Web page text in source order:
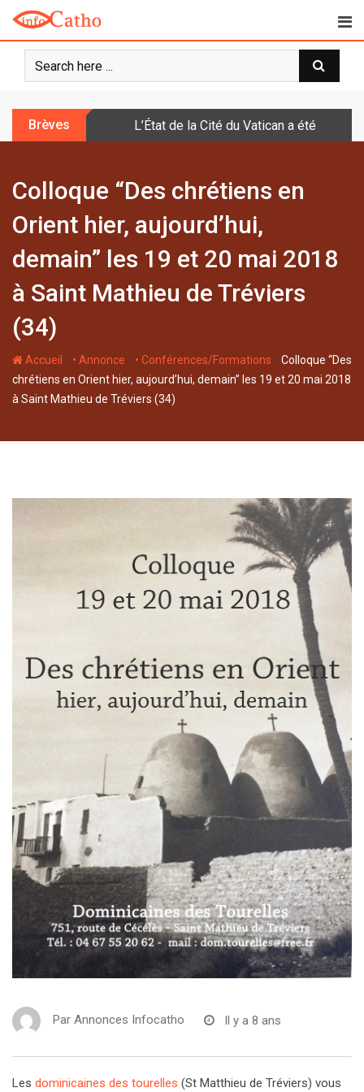
o
Brèves L’État de la Cité du Vatican a été doté
Colloque “Des chrétiens en
Orient hier, aujourd’hui,
demain” les 19 et 20 mai 2018
à Saint Mathieu de Tréviers
(34)
Accueil - • Annonce - • Conférences/Formations -Colloque “Des
chrétiens en Orient hier, aujourd’hui, demain” les 19 et 20 mai 2018
à Saint Mathieu de Tréviers (34)
Par Annonces Infocatho Il y a 8 ans
Les dominicaines des tourelles (St Matthieu de Tréviers) vous